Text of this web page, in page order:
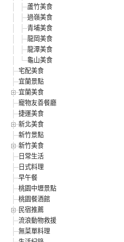
蘆竹美食
過嶺美食
青埔美食
龍岡美食
龍潭美食
龜山美食
宅配美食
宜蘭景點
宜蘭美食
寵物友善餐廳
捷運美食
新北美食
新竹景點
新竹美食
日常生活
日式料理
早午餐
桃園中壢景點
桃園餐酒館
民宿推薦
流浪動物救援
無菜單料理